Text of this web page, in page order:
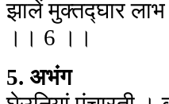
झालें मुक्तद्घार लाभ
।। 6 ।।
5. अभंग